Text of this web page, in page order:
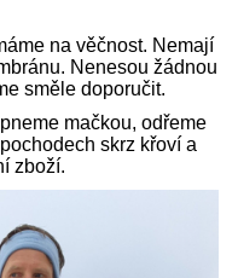
na věčnost. Nemají
Nenesou žádnou
směle doporučit.
mačkou, odřeme
skrz křoví a
zboží.